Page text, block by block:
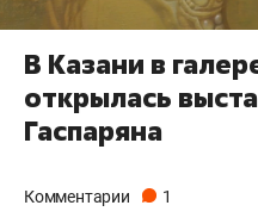
В Казани в
открылась
Гаспаряна
Комментарии 1